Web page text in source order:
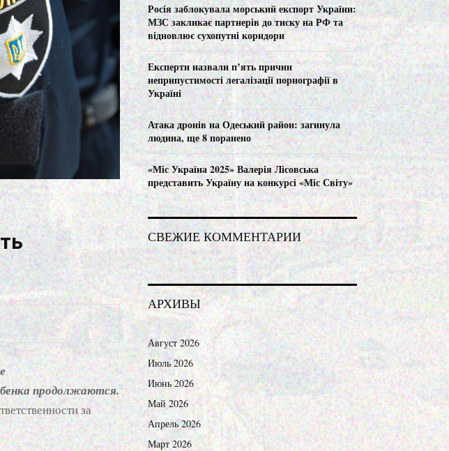
продолжаются.
за
H
Росія заблокувала морський експорт України:
МЗС закликає партнерів до тиску на РФ та
відновлює сухопутні коридори
Експерти назвали п’ять причин
неприпустимості легалізації порнографії в
Україні
Атака дронів на Одеський район: загинула
людина, ще 8 поранено
«Міс Україна 2025» Валерія Лісовська
представить Україну на конкурсі «Міс Світу»
СВЕЖИЕ КОММЕНТАРИИ
АРХИВЫ
Август 2026
Июль 2026
Июнь 2026
Май 2026
Апрель 2026
Март 2026